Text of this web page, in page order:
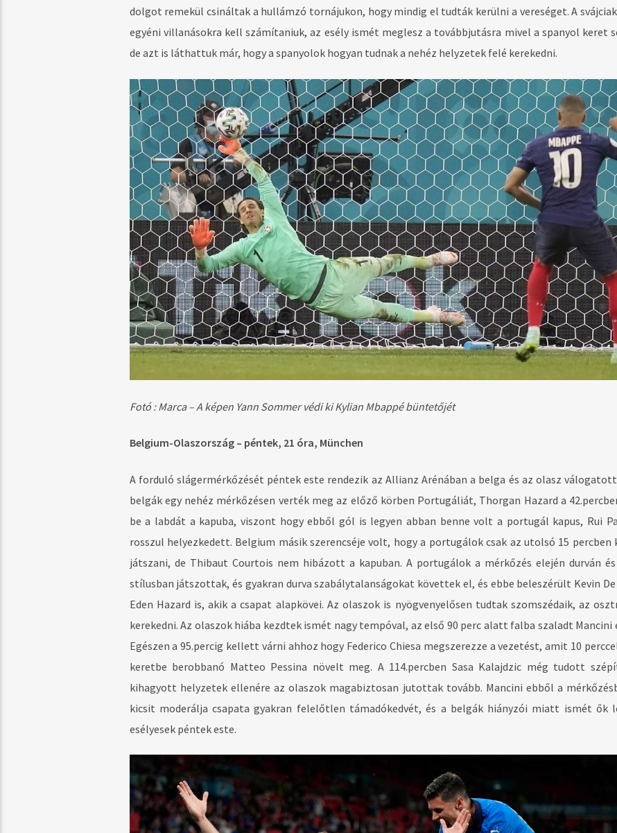
dolgot remekül csináltak a hullámzó tornájukon, hogy mindig el tudták kerülni a vereséget. A
egyéni villanásokra kell számítaniuk, az esély ismét meglesz a továbbjutásra mivel a spanyol keret
de azt is láthattuk már, hogy a spanyolok hogyan tudnak a nehéz helyzetek felé kerekedni.
Fotó : Marca – A képen Yann Sommer védi ki Kylian Mbappé büntetőjét
Belgium-Olaszország – péntek, 21 óra, München
A forduló slágermérkőzését péntek este rendezik az Allianz Arénában a belga és az olasz
belgák egy nehéz mérkőzésen verték meg az előző körben Portugáliát, Thorgan Hazard a
be a labdát a kapuba, viszont hogy ebből gól is legyen abban benne volt a portugál kapus, Rui
rosszul helyezkedett. Belgium másik szerencséje volt, hogy a portugálok csak az utolsó 15 percben
játszani, de Thibaut Courtois nem hibázott a kapuban. A portugálok a mérkőzés elején durván és
stílusban játszottak, és gyakran durva szabálytalanságokat követtek el, és ebbe beleszérült Kevin De
Eden Hazard is, akik a csapat alapkövei. Az olaszok is nyögvenyelősen tudtak szomszédaik, az
kerekedni. Az olaszok hiába kezdtek ismét nagy tempóval, az első 90 perc alatt falba szaladt Mancini
Egészen a 95.percig kellett várni ahhoz hogy Federico Chiesa megszerezze a vezetést, amit 10
keretbe berobbanó Matteo Pessina növelt meg. A 114.percben Sasa Kalajdzic még tudott
kihagyott helyzetek ellenére az olaszok magabiztosan jutottak tovább. Mancini ebből a
kicsit moderálja csapata gyakran felelőtlen támadókedvét, és a belgák hiányzói miatt ismét ők
esélyesek péntek este.